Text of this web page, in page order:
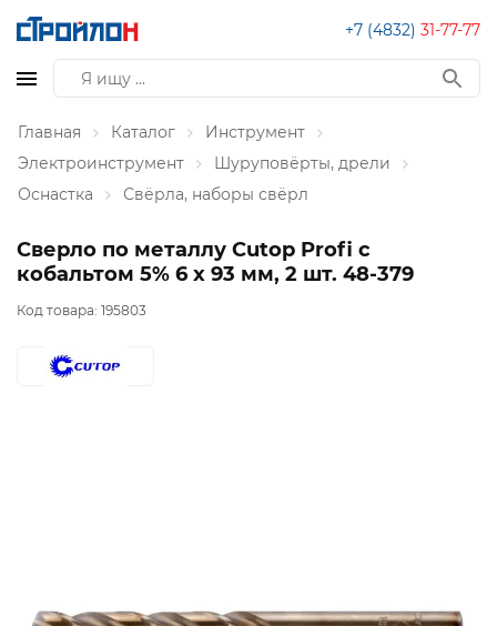
+7 (4832) 31-77-77
Главная Каталог
Инструмент
Электроинструмент
Шуруповёрты, дрели
Оснастка
Свёрла, наборы свёрл
Сверло по металлу Cutop Profi с
кобальтом 5% 6 x 93 мм, 2 шт. 48-379
Код товара: 195803